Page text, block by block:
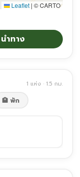
Leaflet | © CARTO
ำทาง
1 แห่ง · 1.5 กม.
🏨 พัก